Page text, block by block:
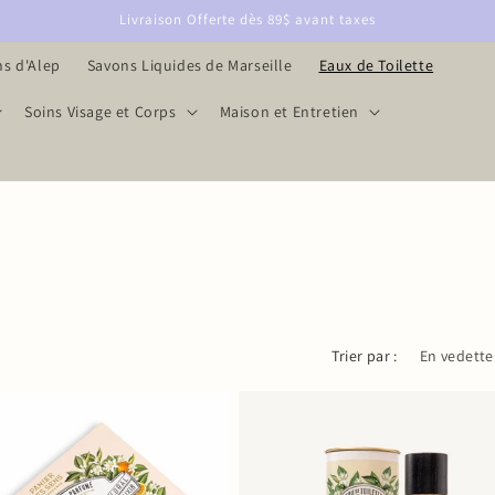
Livraison Offerte dès 89$ avant taxes
d'Alep Savons Liquides de Marseille Eaux de Toilette
Soins Visage et Corps Maison et Entretien
Trier par :